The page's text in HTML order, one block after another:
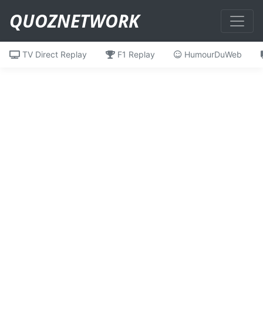
QUOZNETWORK
TV Direct Replay F1 Replay HumourDuWeb